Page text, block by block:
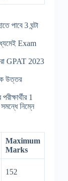
পাবে 3 ঘন্টা
Exam
GPAT 2023
উত্তর
1
নিম্নে
Maximum
Marks
152